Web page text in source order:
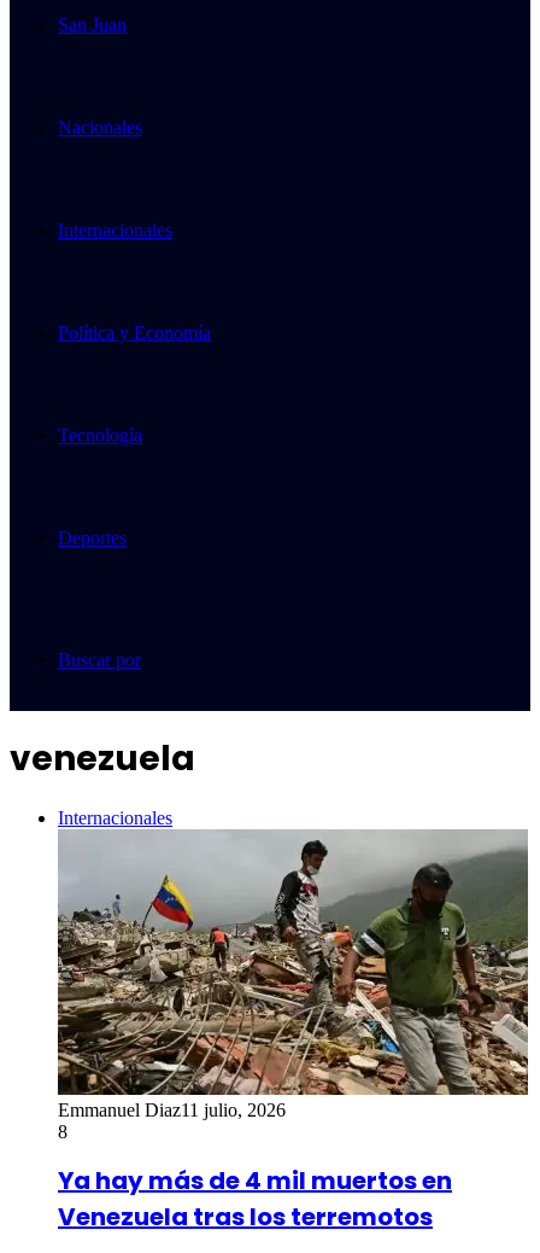
San Juan
Nacionales
Internacionales
Política y Economía
Tecnología
Deportes
Buscar por
venezuela
Internacionales
Emmanuel Diaz11 julio, 2026
8
Ya hay más de 4 mil muertos en
Venezuela tras los terremotos